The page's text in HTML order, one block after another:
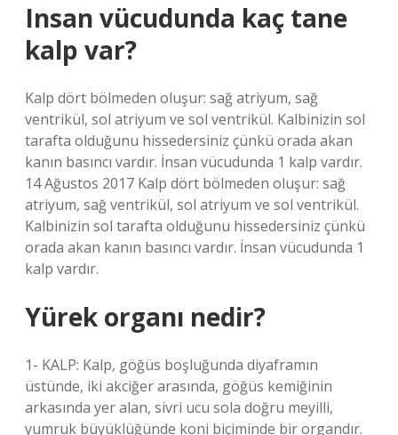
Insan vücudunda kaç tane
kalp var?
Kalp dört bölmeden oluşur: sağ atriyum, sağ
ventrikül, sol atriyum ve sol ventrikül. Kalbinizin sol
tarafta olduğunu hissedersiniz çünkü orada akan
kanın basıncı vardır. İnsan vücudunda 1 kalp vardır.
14 Ağustos 2017 Kalp dört bölmeden oluşur: sağ
atriyum, sağ ventrikül, sol atriyum ve sol ventrikül.
Kalbinizin sol tarafta olduğunu hissedersiniz çünkü
orada akan kanın basıncı vardır. İnsan vücudunda 1
kalp vardır.
Yürek organı nedir?
1- KALP: Kalp, göğüs boşluğunda diyaframın
üstünde, iki akciğer arasında, göğüs kemiğinin
arkasında yer alan, sivri ucu sola doğru meyilli,
yumruk büyüklüğünde koni biçiminde bir organdır.